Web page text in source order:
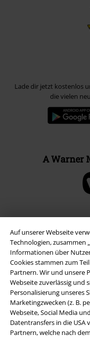
Auf unserer Webseite
Technologien, zusammen
Informationen über
Cookies stammen zum
Partnern. Wir und unsere
Webseite zuverlässig und
Personalisierung unseres
Marketingzwecken (z. B.
Webseite, Social Media
Datentransfers in die
Partnern, welche nach
Lade dir jetzt kostenlos
die vielen
A Warner
Rechtliches
AGB